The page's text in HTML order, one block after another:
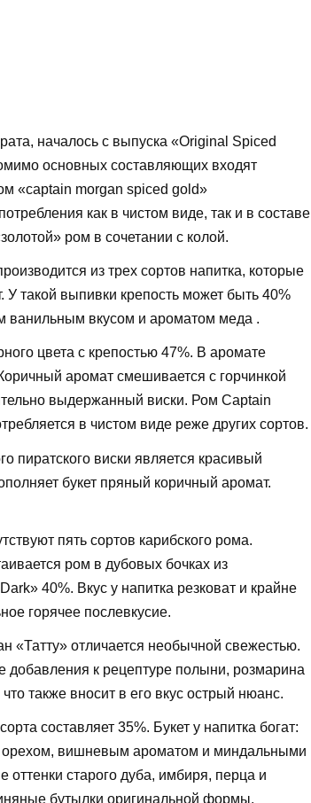
началось с выпуска «Original Spiced
основных составляющих входят
«captain morgan spiced gold»
как в чистом виде, так и в составе
ром в сочетании с колой.
из трех сортов напитка, которые
такой выпивки крепость может быть 40%
ванильным вкусом и ароматом меда .
цвета с крепостью 47%. В аромате
аромат смешивается с горчинкой
выдержанный виски. Ром Captain
в чистом виде реже других сортов.
пиратского виски является красивый
букет пряный коричный аромат.
пять сортов карибского рома.
ром в дубовых бочках из
40%. Вкус у напитка резковат и крайне
горячее послевкусие.
«Татту» отличается необычной свежестью.
добавления к рецептуре полыни, розмарина
также вносит в его вкус острый нюанс.
составляет 35%. Букет у напитка богат:
орехом, вишневым ароматом и миндальными
старого дуба, имбиря, перца и
бутылки оригинальной формы.